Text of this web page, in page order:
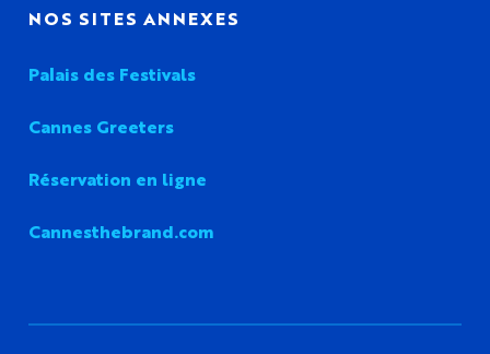
NOS SITES ANNEXES
Palais des Festivals
Cannes Greeters
Réservation en ligne
Cannesthebrand.com